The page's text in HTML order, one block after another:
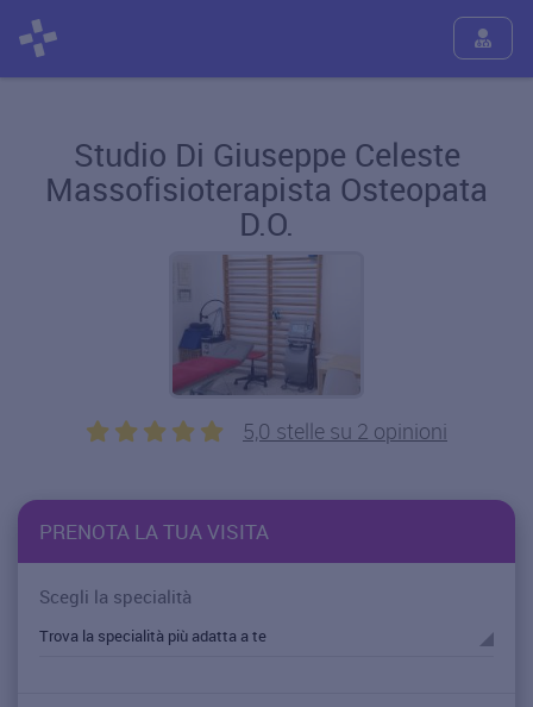
Studio Di Giuseppe Celeste
Massofisioterapista Osteopata
D.O.
5,0 stelle su 2 opinioni
PRENOTA LA TUA VISITA
Scegli la specialità